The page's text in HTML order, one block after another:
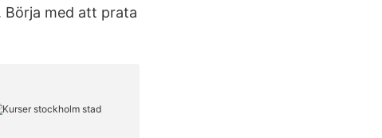
Börja med att prata